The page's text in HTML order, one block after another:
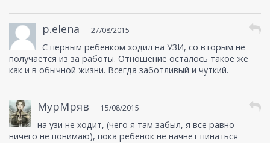
p.elena 27/08/2015
С первым ребенком ходил на УЗИ, со вторым не
получается из за работы. Отношение осталось такое же
как и в обычной жизни. Всегда заботливый и чуткий.
МурМряв 15/08/2015
на узи не ходит, (чего я там забыл, я все равно
ничего не понимаю), пока ребенок не начнет пинаться